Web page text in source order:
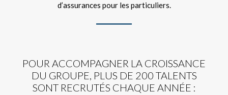
d’assurances pour les particuliers.
POUR ACCOMPAGNER LA CROISSANCE
DU GROUPE, PLUS DE 200 TALENTS
SONT RECRUTÉS CHAQUE ANNÉE :